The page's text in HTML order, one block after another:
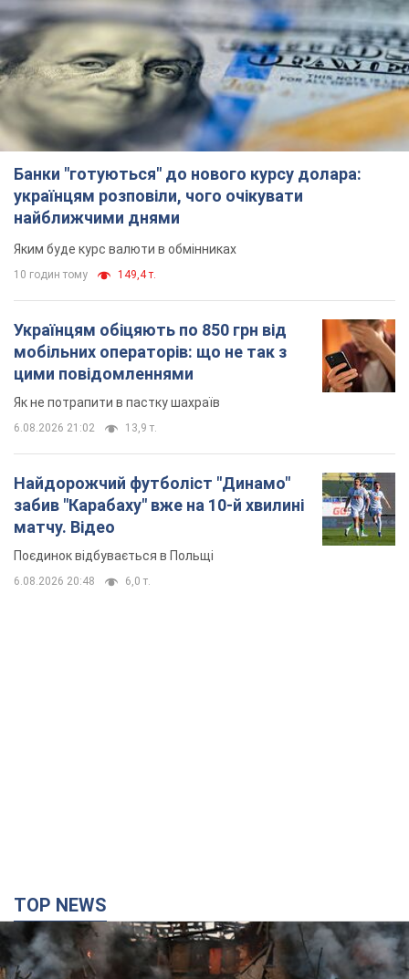
Банки "готуються" до нового курсу долара:
українцям розповіли, чого очікувати
найближчими днями
Яким буде курс валюти в обмінниках
10 годин тому 149,4 т.
Українцям обіцяють по 850 грн від
мобільних операторів: що не так з
цими повідомленнями
Як не потрапити в пастку шахраїв
6.08.2026 21:02 13,9 т.
Найдорожчий футболіст "Динамо"
забив "Карабаху" вже на 10-й хвилині
матчу. Відео
Поєдинок відбувається в Польщі
6.08.2026 20:48 6,0 т.
TOP NEWS